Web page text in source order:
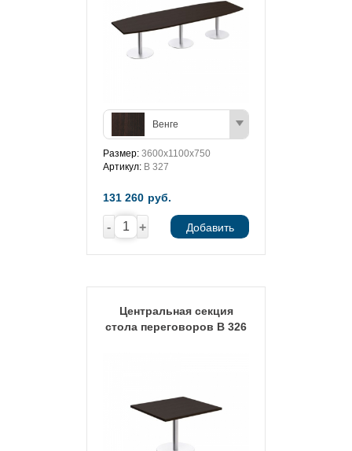
Венге
Размер: 3600x1100x750
Артикул: В 327
131 260 руб.
- + Добавить
Центральная секция
стола переговоров В 326